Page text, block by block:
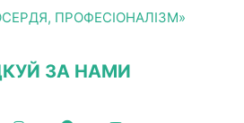
ПРОФЕСІОНАЛІЗМ»
ЗА НАМИ